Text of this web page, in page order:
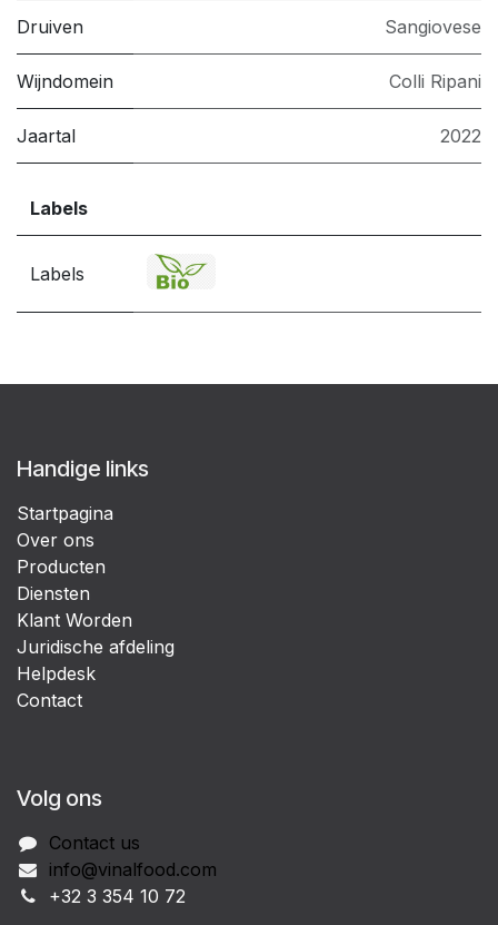
Druiven Sangiovese
Wijndomein Colli Ripani
Jaartal 2022
Labels
Labels
Handige links
Startpagina
Over ons
Producten
Diensten
Klant Worden
Juridische afdeling
Helpdesk
Contact
Volg ons
Contact us
info@vinalfood.com
+32 3 354 10 72